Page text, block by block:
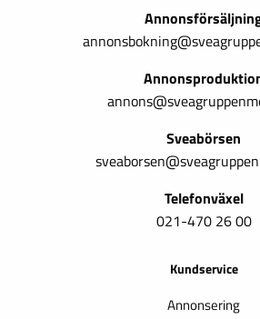
Sveabörsen
Telefonväxel
021-470 26 00
Kundservice
Annonsering